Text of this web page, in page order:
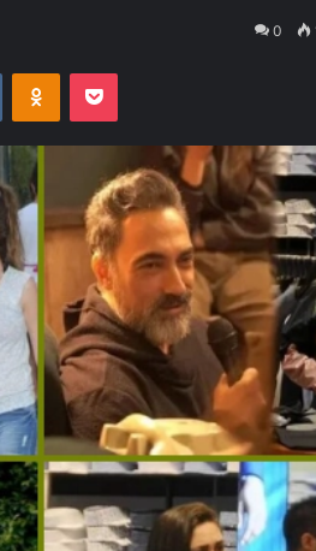
0
VKontakteOdnoklassniki
Pocket